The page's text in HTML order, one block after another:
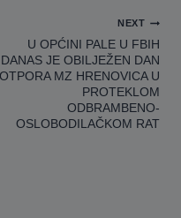
NEXT
U OPĆINI PALE U FBIH
DANAS JE OBILJEŽEN DAN
OTPORA MZ HRENOVICA U
PROTEKLOM
ODBRAMBENO-
OSLOBODILAČKOM RAT